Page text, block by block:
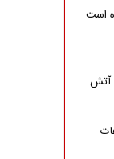
است
آتش